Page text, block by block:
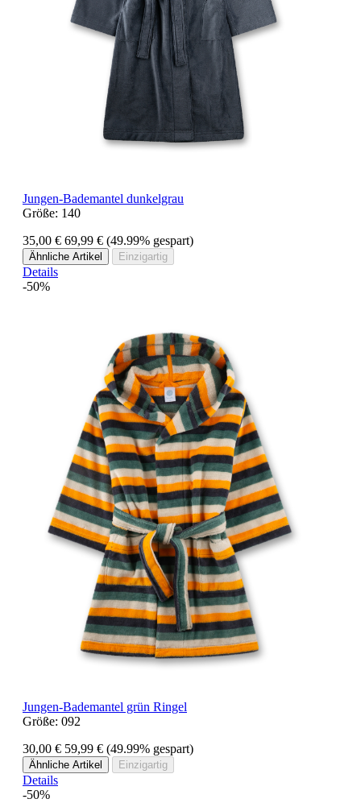
Jungen-Bademantel dunkelgrau
Größe: 140
35,00 € 69,99 € (49.99% gespart)
Ähnliche Artikel Einzigartig
Details
-50%
Jungen-Bademantel grün Ringel
Größe: 092
30,00 € 59,99 € (49.99% gespart)
Ähnliche Artikel Einzigartig
Details
-50%